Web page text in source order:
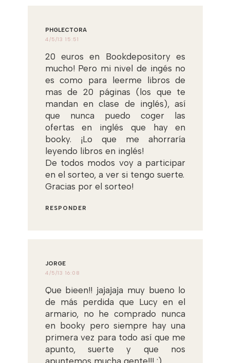
PHGLECTORA
4/5/13 15:51
20 euros en Bookdepository es
mucho! Pero mi nivel de ingés no
es como para leerme libros de
mas de 20 páginas (los que te
mandan en clase de inglés), así
que nunca puedo coger las
ofertas en inglés que hay en
booky. ¡Lo que me ahorraría
leyendo libros en inglés!
De todos modos voy a participar
en el sorteo, a ver si tengo suerte.
Gracias por el sorteo!
RESPONDER
JORGE
4/5/13 16:08
Que bieen!! jajajaja muy bueno lo
de más perdida que Lucy en el
armario, no he comprado nunca
en booky pero siempre hay una
primera vez para todo así que me
apunto, suerte y que nos